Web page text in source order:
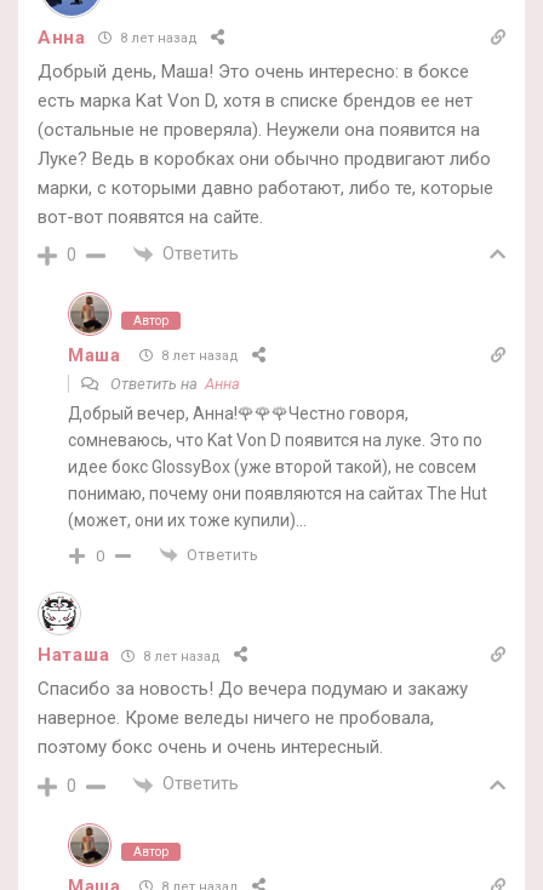
Анна 8 лет назад
Добрый день, Маша! Это очень интересно: в боксе
есть марка Kat Von D, хотя в списке брендов ее нет
(остальные не проверяла). Неужели она появится на
Луке? Ведь в коробках они обычно продвигают либо
марки, с которыми давно работают, либо те, которые
вот-вот появятся на сайте.
0 Ответить
Автор
Маша 8 лет назад
Ответить на Анна
Добрый вечер, Анна!🌹🌹🌹Честно говоря,
сомневаюсь, что Kat Von D появится на луке. Это по
идее бокс GlossyBox (уже второй такой), не совсем
понимаю, почему они появляются на сайтах The Hut
(может, они их тоже купили)…
0 Ответить
Наташа 8 лет назад
Спасибо за новость! До вечера подумаю и закажу
наверное. Кроме веледы ничего не пробовала,
поэтому бокс очень и очень интересный.
0 Ответить
Автор
Маша